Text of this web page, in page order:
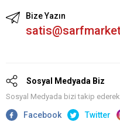
Bize Yazın
Sosyal Medyada Biz
Sosyal Medyada bizi takip
Facebook Twitter